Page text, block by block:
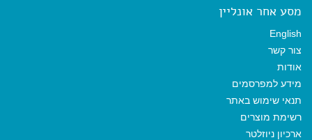
מסע אחר אונליין
English
צור קשר
אודות
מידע למפרסמים
תנאי שימוש באתר
רשימת מוצרים
ארכיון ניוזלטר